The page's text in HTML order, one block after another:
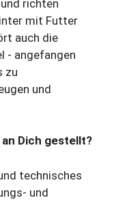
richten
mit Futter
auch die
angefangen
zu
und
Dich gestellt?
technisches
und